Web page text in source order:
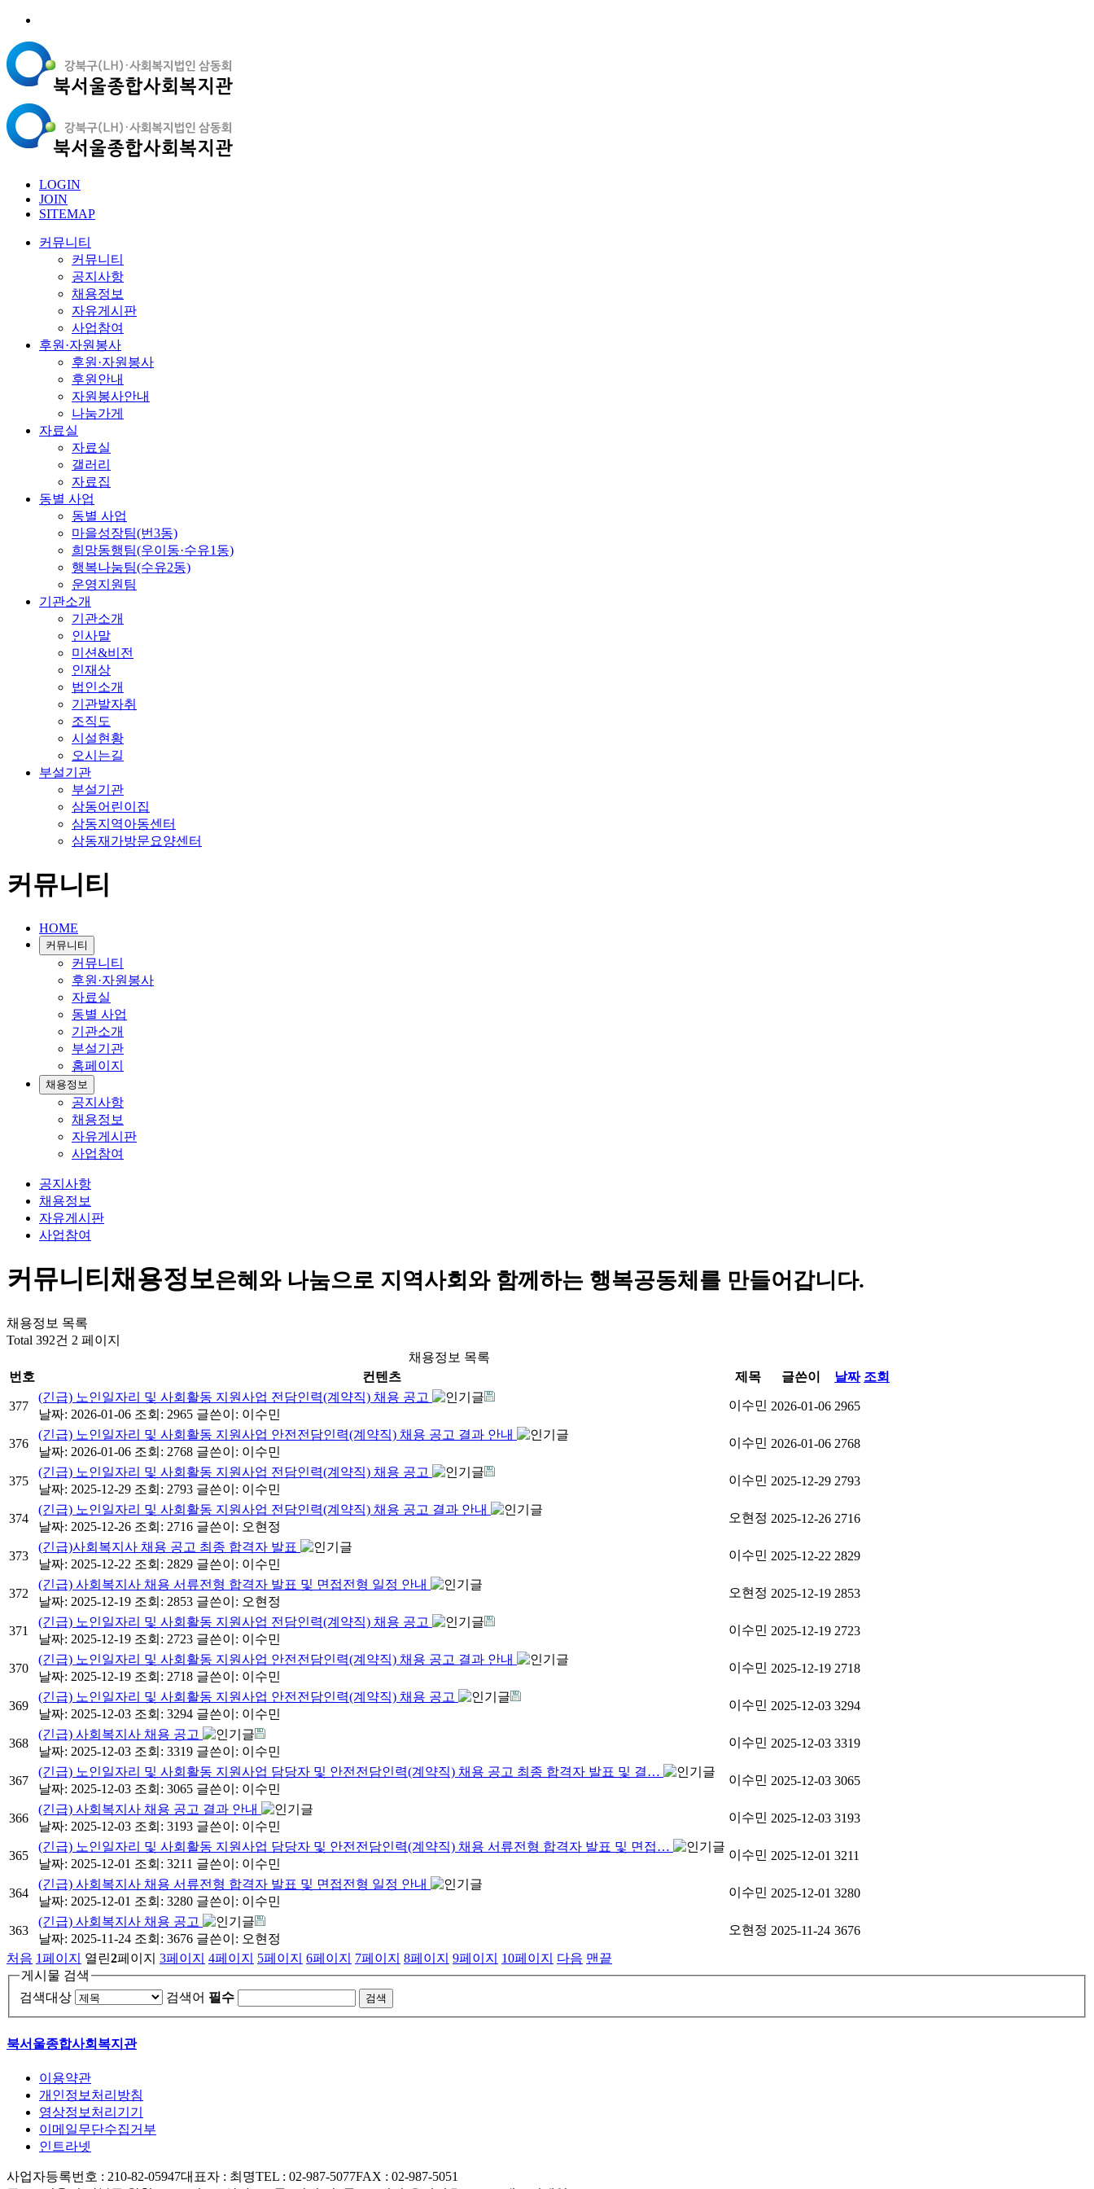
LOGIN
JOIN
SITEMAP
커뮤니티
커뮤니티
공지사항
채용정보
자유게시판
사업참여
후원·자원봉사
후원·자원봉사
후원안내
자원봉사안내
나눔가게
자료실
자료실
갤러리
자료집
동별 사업
동별 사업
마을성장팀(번3동)
희망동행팀(우이동·수유1동)
행복나눔팀(수유2동)
운영지원팀
기관소개
기관소개
인사말
미션&비전
인재상
법인소개
기관발자취
조직도
시설현황
오시는길
부설기관
부설기관
삼동어린이집
삼동지역아동센터
삼동재가방문요양센터
커뮤니티
HOME
커뮤니티
커뮤니티
후원·자원봉사
자료실
동별 사업
기관소개
부설기관
홈페이지
채용정보
공지사항
채용정보
자유게시판
사업참여
공지사항
채용정보
자유게시판
사업참여
커뮤니티채용정보은혜와 나눔으로 지역사회와 함께하는 행복공동체를 만들어갑니다.
채용정보 목록
Total 392건 2 페이지
채용정보 목록
번호
컨텐츠 제목 글쓴이 날짜 조회
377
(긴급) 노인일자리 및 사회활동 지원사업 전담인력(계약직) 채용 공고
날짜: 2026-01-06 조회: 2965 글쓴이: 이수민
이수민 2026-01-06 2965
376
(긴급) 노인일자리 및 사회활동 지원사업 안전전담인력(계약직) 채용 공고 결과 안내
날짜: 2026-01-06 조회: 2768 글쓴이: 이수민
이수민 2026-01-06 2768
375
(긴급) 노인일자리 및 사회활동 지원사업 전담인력(계약직) 채용 공고
날짜: 2025-12-29 조회: 2793 글쓴이: 이수민
이수민 2025-12-29 2793
374
(긴급) 노인일자리 및 사회활동 지원사업 전담인력(계약직) 채용 공고 결과 안내
날짜: 2025-12-26 조회: 2716 글쓴이: 오현정
오현정 2025-12-26 2716
373
(긴급)사회복지사 채용 공고 최종 합격자 발표
날짜: 2025-12-22 조회: 2829 글쓴이: 이수민
이수민 2025-12-22 2829
372
(긴급) 사회복지사 채용 서류전형 합격자 발표 및 면접전형 일정 안내
날짜: 2025-12-19 조회: 2853 글쓴이: 오현정
오현정 2025-12-19 2853
371
(긴급) 노인일자리 및 사회활동 지원사업 전담인력(계약직) 채용 공고
날짜: 2025-12-19 조회: 2723 글쓴이: 이수민
이수민 2025-12-19 2723
370
(긴급) 노인일자리 및 사회활동 지원사업 안전전담인력(계약직) 채용 공고 결과 안내
날짜: 2025-12-19 조회: 2718 글쓴이: 이수민
이수민 2025-12-19 2718
369
(긴급) 노인일자리 및 사회활동 지원사업 안전전담인력(계약직) 채용 공고
날짜: 2025-12-03 조회: 3294 글쓴이: 이수민
이수민 2025-12-03 3294
368
(긴급) 사회복지사 채용 공고
날짜: 2025-12-03 조회: 3319 글쓴이: 이수민
이수민 2025-12-03 3319
367
(긴급) 노인일자리 및 사회활동 지원사업 담당자 및 안전전담인력(계약직) 채용 공고 최종 합격자 발표 및 결…
날짜: 2025-12-03 조회: 3065 글쓴이: 이수민
이수민 2025-12-03 3065
366
(긴급) 사회복지사 채용 공고 결과 안내
날짜: 2025-12-03 조회: 3193 글쓴이: 이수민
이수민 2025-12-03 3193
365
(긴급) 노인일자리 및 사회활동 지원사업 담당자 및 안전전담인력(계약직) 채용 서류전형 합격자 발표 및 면접…
날짜: 2025-12-01 조회: 3211 글쓴이: 이수민
이수민 2025-12-01 3211
364
(긴급) 사회복지사 채용 서류전형 합격자 발표 및 면접전형 일정 안내
날짜: 2025-12-01 조회: 3280 글쓴이: 이수민
이수민 2025-12-01 3280
363
(긴급) 사회복지사 채용 공고
날짜: 2025-11-24 조회: 3676 글쓴이: 오현정
오현정 2025-11-24 3676
처음 1페이지 열린2페이지 3페이지 4페이지 5페이지 6페이지 7페이지 8페이지 9페이지 10페이지 다음 맨끝
게시물 검색
검색대상
검색어 필수
북서울종합사회복지관
이용약관
개인정보처리방침
영상정보처리기기
이메일무단수집거부
인트라넷
사업자등록번호 : 210-82-05947대표자 : 최명TEL : 02-987-5077FAX : 02-987-5051